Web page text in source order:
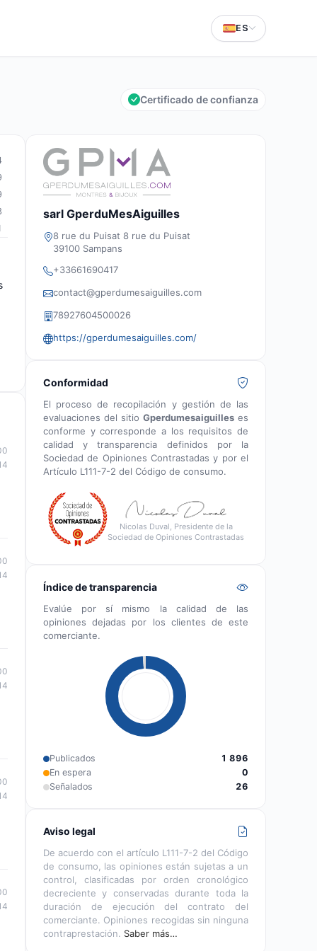
ES
Certificado de confianza
sarl GperduMesAiguilles
8 rue du Puisat 8 rue du Puisat
39100 Sampans
+33661690417
contact@gperdumesaiguilles.com
78927604500026
https://gperdumesaiguilles.com/
Conformidad
El proceso de recopilación y gestión de las
evaluaciones del sitio Gperdumesaiguilles es
conforme y corresponde a los requisitos de
calidad y transparencia definidos por la
Sociedad de Opiniones Contrastadas y por el
Artículo L111-7-2 del Código de consumo.
Nicolas Duval, Presidente de la
Sociedad de Opiniones Contrastadas
Índice de transparencia
Evalúe por sí mismo la calidad de las
opiniones dejadas por los clientes de este
comerciante.
Publicados
1 896
En espera
0
Señalados
26
Aviso legal
De acuerdo con el artículo L111-7-2 del Código
de consumo, las opiniones están sujetas a un
control, clasificadas por orden cronológico
decreciente y conservadas durante toda la
duración de ejecución del contrato del
comerciante. Opiniones recogidas sin ninguna
contraprestación. Saber más…